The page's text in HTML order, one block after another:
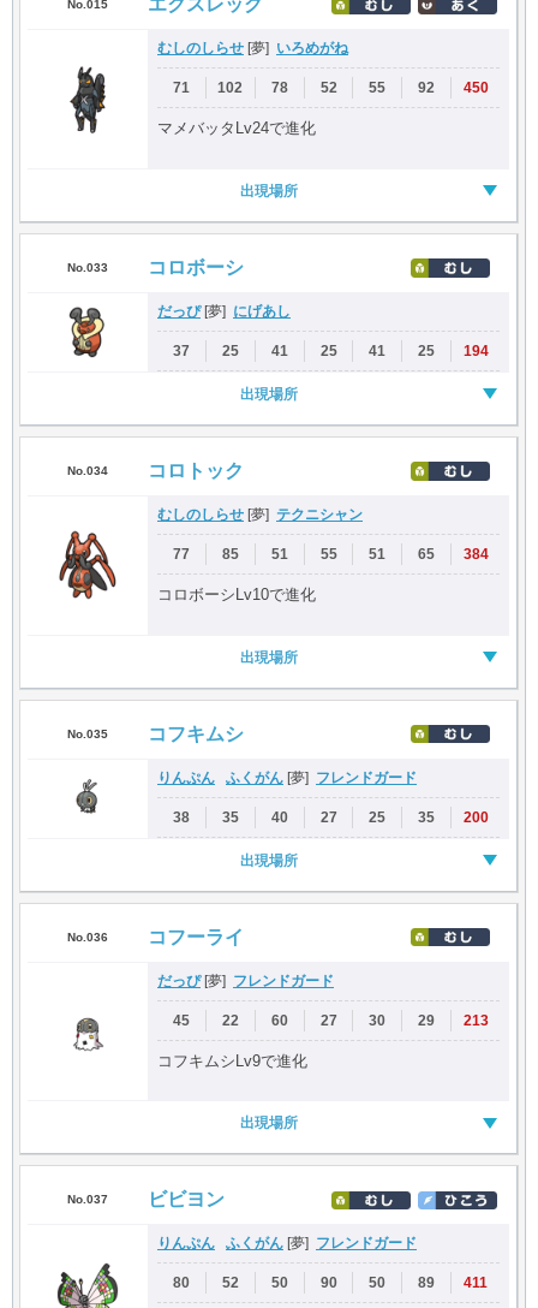
No.015 エクスレッグ
むしのしらせ [夢] いろめがね
71 102 78 52 55 92 450
マメバッタLv24で進化
出現場所
No.033 コロボーシ
だっぴ[夢] にげあし
37 25 41 25 41 25 194
出現場所
No.034 コロトック
むしのしらせ [夢] テクニシャン
77 85 51 55 51 65 384
コロボーシLv10で進化
出現場所
No.035 コフキムシ
りんぷん ふくがん [夢] フレンドガード
38 35 40 27 25 35 200
出現場所
No.036 コフーライ
だっぴ[夢] フレンドガード
45 22 60 27 30 29 213
コフキムシLv9で進化
出現場所
No.037 ビビヨン
りんぷん ふくがん [夢] フレンドガード
80 52 50 90 50 89 411